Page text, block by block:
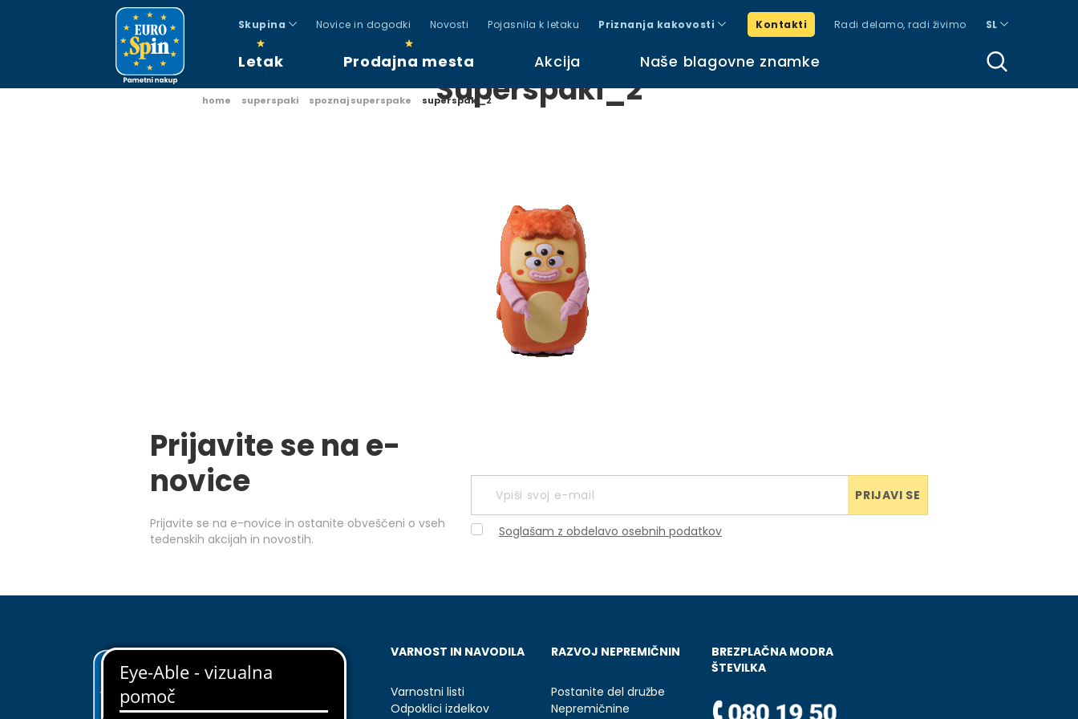
Skupina Novice in dogodki Novosti Pojasnila k letaku Priznanja kakovosti Kontakti Radi delamo, radi živimo SL
Letak Prodajna mesta Akcija Naše blagovne znamke
home superspaki spoznaj superspake superspaki_2
Superspaki_2
Prijavite se na e-
novice
Prijavite se na e-novice in ostanite obveščeni o vseh
tedenskih akcijah in novostih.
PRIJAVI SE
Soglašam z obdelavo osebnih podatkov
ODKRIJ EUROSPIN
Upravljanje
VARNOST IN NAVODILA
Varnostni listi
Odpoklici izdelkov
RAZVOJ NEPREMIČNIN
Postanite del družbe
Nepremičnine
BREZPLAČNA MODRA
ŠTEVILKA